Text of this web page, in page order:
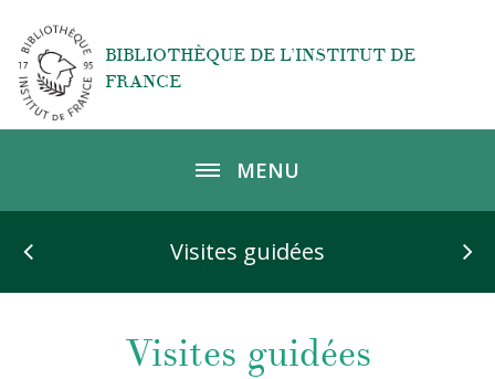
BIBLIOTHÈQUE DE L’INSTITUT DE
FRANCE
MENU
Visites guidées
Visites guidées